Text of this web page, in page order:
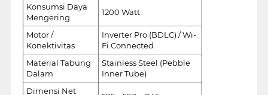
Konsumsi Daya
Mengering
1200 Watt
Motor /
Konektivitas
Inverter Pro (BDLC) / Wi-
Fi Connected
Material Tabung
Dalam
Stainless Steel (Pebble
Inner Tube)
Dimensi Net